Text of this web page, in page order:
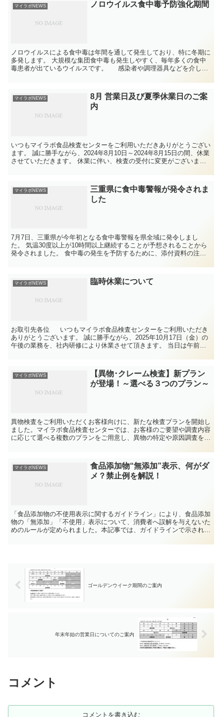
マイラボNEWS ノロウイルス食中毒予防強化期間
ノロウイルスによる食中毒は年間を通して発生しており、特に冬期に
多発します。 大規模な集団食中毒も発生しやすく、毎年多くの食中
毒患者が出ているウイルスです。 感染者や調理器具などを介して
マイラボNEWS
8月 営業日及び夏季休業日のご案
内
いつもマイラボ食品検査センターをご利用いただきありがとうござい
ます。 誠に勝手ながら、2024年8月10日～2024年8月15日の間、休業
させていただきます。 休業に伴い、検査の受付に変更がございます
マイラボNEWS
三重県に食中毒警報が発令されま
した
7月7日、三重県が今年初となる食中毒警報を県全域に発令しまし
た。 気温30度以上が10時間以上継続することが予想されることから
発令されました。 食中毒の発生を予防するために、添付資料の注意
マイラボNEWS 臨時休業について
お取引先各位 いつもマイラボ食品検査センターをご利用いただき
ありがとうございます。 誠に勝手ながら、2025年10月17日（金）の
午後の業務を、社内研修により休業させて頂きます。 当日は午前中
マイラボNEWS
【異物･クレーム検査】新プラン
が登場！～選べる３つのプラン～
異物検査をご利用いただくお客様向けに、新たな検査プランを開始し
ました。マイラボ食品検査センターでは、お客様のご要望や調査内容
に応じて選べる複数のプランをご用意し、異物の特定や原因調査をサ
マイラボNEWS
食品添加物“無添加”表示、何がダ
メ？禁止例を解説！
「食品添加物の不使用表示に関するガイドライン」により、食品添加
物の「無添加」「不使用」表示について、消費者へ誤解を与えないた
めのルールが定められました。本記事では、ガイドラインで示されて
ゴールデンウイーク期間のご案内
年末年始の営業日についてのご案内
コメント
コメントを書き込む